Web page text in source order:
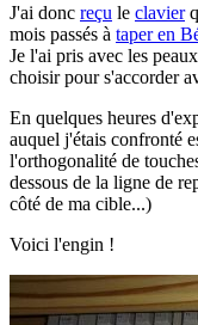
J'ai donc reçu le clavier
mois passés à taper en
Je l'ai pris avec les
choisir pour s'accorder
En quelques heures
auquel j'étais confronté
l'orthogonalité de
dessous de la ligne de
côté de ma cible...)
Voici l'engin !